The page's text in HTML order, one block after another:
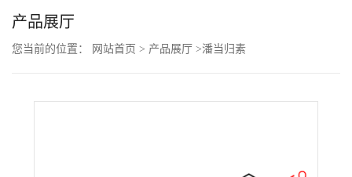
产品展厅
您当前的位置： 网站首页 > 产品展厅 >潘当归素